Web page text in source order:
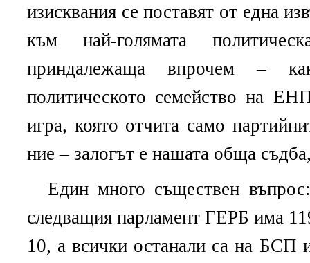
изисквания се поставят от една
към най-голямата
приндалежаща впрочем
политическото семейство на
игра, която отчита само
ние – залогът е нашата обща
Един много съществен
следващия парламент ГЕРБ има
10, а всички останали са на